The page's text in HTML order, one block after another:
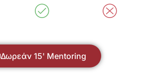
Δωρεάν 15' Mentoring